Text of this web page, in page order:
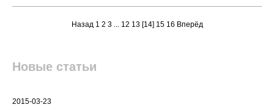
Назад 1 2 3... 12 13 [14] 15 16 Вперёд
Новые статьи
2015-03-23